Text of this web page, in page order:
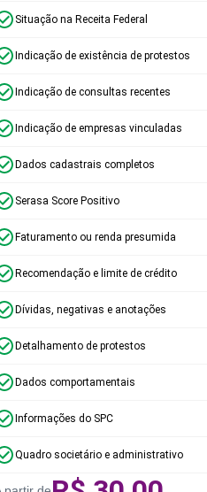
Situação na Receita Federal
Indicação de existência de protestos
Indicação de consultas recentes
Indicação de empresas vinculadas
Dados cadastrais completos
Serasa Score Positivo
Faturamento ou renda presumida
Recomendação e limite de crédito
Dívidas, negativas e anotações
Detalhamento de protestos
Dados comportamentais
Informações do SPC
Quadro societário e administrativo